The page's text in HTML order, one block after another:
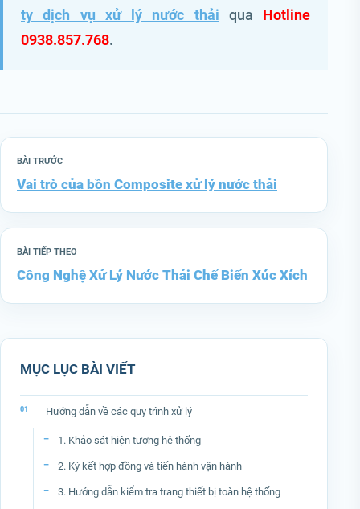
ty dịch vụ xử lý nước thải qua Hotline
0938.857.768.
BÀI TRƯỚC
Vai trò của bồn Composite xử lý nước thải
BÀI TIẾP THEO
Công Nghệ Xử Lý Nước Thải Chế Biến Xúc Xích
MỤC LỤC BÀI VIẾT
Hướng dẫn về các quy trình xử lý
1. Khảo sát hiện tượng hệ thống
2. Ký kết hợp đồng và tiến hành vận hành
3. Hướng dẫn kiểm tra trang thiết bị toàn hệ thống